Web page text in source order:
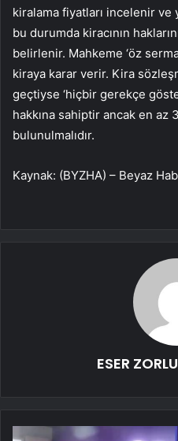
kiralama fiyatları incelenir
bu durumda kiracının
belirlenir. Mahkeme ‘öz
kiraya karar verir. Kira
geçtiyse ‘hiçbir gerekçe
hakkına sahiptir ancak en az
bulunulmalıdır.
Kaynak: (BYZHA) – Beyaz
ESER